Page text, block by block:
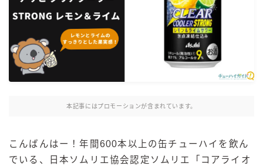
氷結
氷結 無糖
氷結 ストロング
麒麟特製サワー
麒麟 発酵サワー
サントリー
本記事にはプロモーションが含まれています。
こんばんはー！年間600本以上の缶チューハイを飲ん
でいる、日本ソムリエ協会認定ソムリエ「コアライオ